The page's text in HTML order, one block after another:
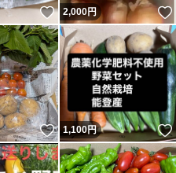
いいね！
2,000円
いいね！
1,100円